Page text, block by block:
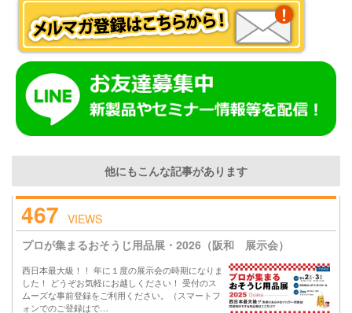
他にもこんな記事があります
467 VIEWS
プロが集まるおそうじ用品展・2026（阪和 展示会）
西日本最大級！！ 年に１度の展示会の時期になりま
した！ どうぞお気軽にお越しください！ 受付のス
ムーズな事前登録をご利用ください。（スマートフ
ォンでのご登録はで…